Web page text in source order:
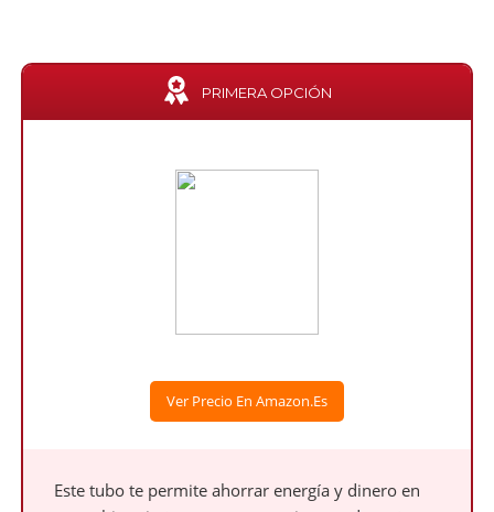
PRIMERA OPCIÓN
Ver Precio En Amazon.es
Este tubo te permite ahorrar energía y dinero en